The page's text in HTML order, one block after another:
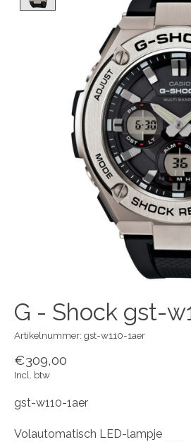
G - Shock gst-
Artikelnummer: gst-w110-1aer
€309,00
Incl. btw
gst-w110-1aer
Volautomatisch LED-lampje